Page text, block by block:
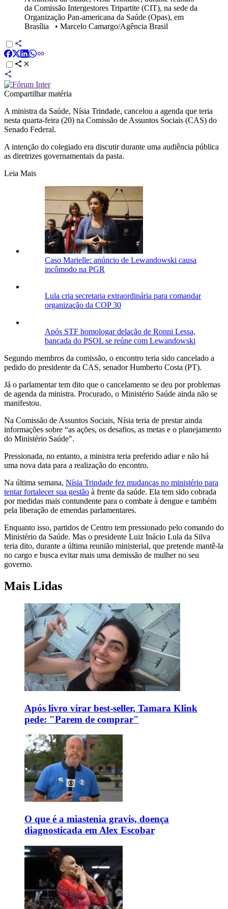
da Comissão Intergestores Tripartite (CIT), na sede da
Organização Pan-americana da Saúde (Opas), em
Brasília
• Marcelo Camargo/Agência Brasil
Compartilhar matéria
A ministra da Saúde, Nísia Trindade, cancelou a agenda que teria
nesta quarta-feira (20) na Comissão de Assuntos Sociais (CAS) do
Senado Federal.
A intenção do colegiado era discutir durante uma audiência pública
as diretrizes governamentais da pasta.
Leia Mais
Caso Marielle: anúncio de Lewandowski causa
incômodo na PGR
Lula cria secretaria extraordinária para comandar
organização da COP 30
Após STF homologar delação de Ronni Lessa,
bancada do PSOL se reúne com Lewandowski
Segundo membros da comissão, o encontro teria sido cancelado a
pedido do presidente da CAS, senador Humberto Costa (PT).
Já o parlamentar tem dito que o cancelamento se deu por problemas
de agenda da ministra. Procurado, o Ministério Saúde ainda não se
manifestou.
Na Comissão de Assuntos Sociais, Nísia teria de prestar ainda
informações sobre “as ações, os desafios, as metas e o planejamento
do Ministério Saúde".
Pressionada, no entanto, a ministra teria preferido adiar e não há
uma nova data para a realização do encontro.
Na última semana, Nísia Trindade fez mudanças no ministério para
tentar fortalecer sua gestão à frente da saúde. Ela tem sido cobrada
por medidas mais contundente para o combate à dengue e também
pela liberação de emendas parlamentares.
Enquanto isso, partidos de Centro tem pressionado pelo comando do
Ministério da Saúde. Mas o presidente Luiz Inácio Lula da Silva
teria dito, durante a última reunião ministerial, que pretende mantê-la
no cargo e busca evitar mais uma demissão de mulher no seu
governo.
Mais Lidas
Após livro virar best-seller, Tamara Klink
pede: "Parem de comprar"
O que é a miastenia gravis, doença
diagnosticada em Alex Escobar